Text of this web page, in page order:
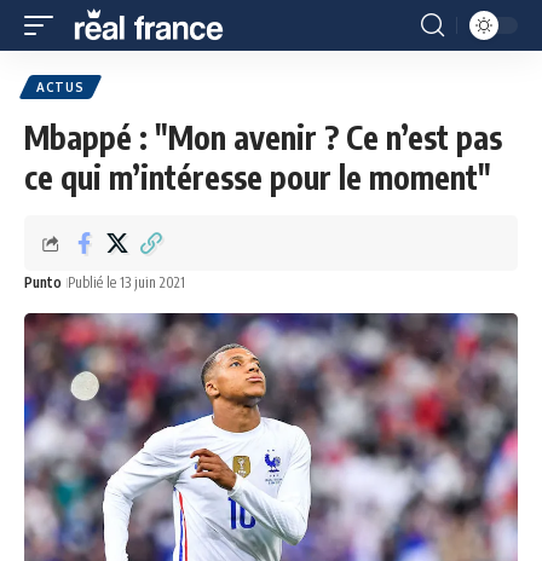
ACTUS
Mbappé : "Mon avenir ? Ce n’est pas
ce qui m’intéresse pour le moment"
Punto Publié le 13 juin 2021